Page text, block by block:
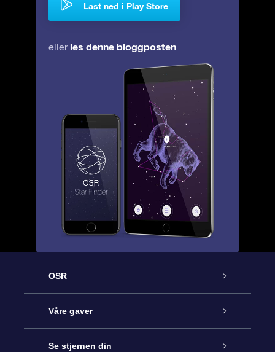
Last ned i Play Store
eller les denne bloggposten
OSR
Kundeservice
Kontakt oss
Våre gaver
Online Stjernegave
Se stjernen din